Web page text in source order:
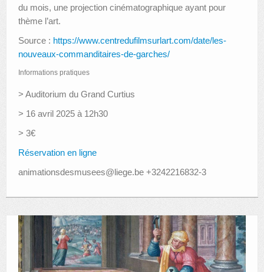
du mois, une projection cinématographique ayant pour
thème l’art.
Source : https://www.centredufilmsurlart.com/date/les-
nouveaux-commanditaires-de-garches/
Informations pratiques
> Auditorium du Grand Curtius
> 16 avril 2025 à 12h30
> 3€
Réservation en ligne
animationsdesmusees@liege.be +3242216832-3